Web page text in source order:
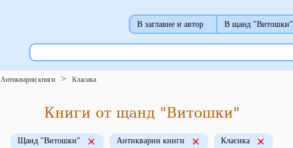
В заглавие и автор В щанд "Витошки"
Антикварни книги Класика
Книги от щанд "Витошки"
Щанд "Витошки" Антикварни книги Класика